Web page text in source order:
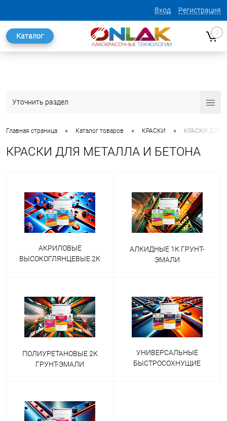
Вход Регистрация
Каталог 0
Уточнить раздел
Главная страница • Каталог товаров • КРАСКИ • КРАСКИ ДЛЯ
КРАСКИ ДЛЯ МЕТАЛЛА И БЕТОНА
АКРИЛОВЫЕ
ВЫСОКОГЛЯНЦЕВЫЕ 2К
АЛКИДНЫЕ 1К ГРУНТ-
ЭМАЛИ
ПОЛИУРЕТАНОВЫЕ 2К
ГРУНТ-ЭМАЛИ
УНИВЕРСАЛЬНЫЕ
БЫСТРОСОХНУЩИЕ